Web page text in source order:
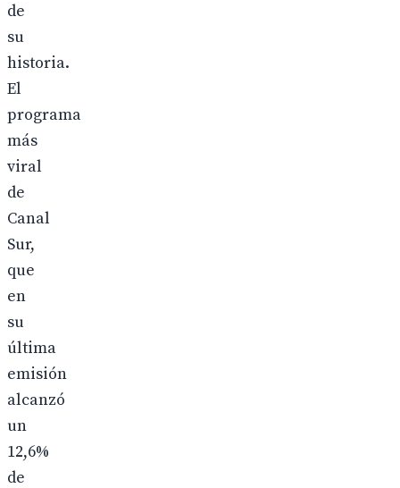
de
su
historia.
El
programa
más
viral
de
Canal
Sur,
que
en
su
última
emisión
alcanzó
un
12,6%
de